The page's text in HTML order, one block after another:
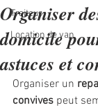
Traiteur
Location de van
Organiser
domicile
astuces et
Organiser un
convives peut